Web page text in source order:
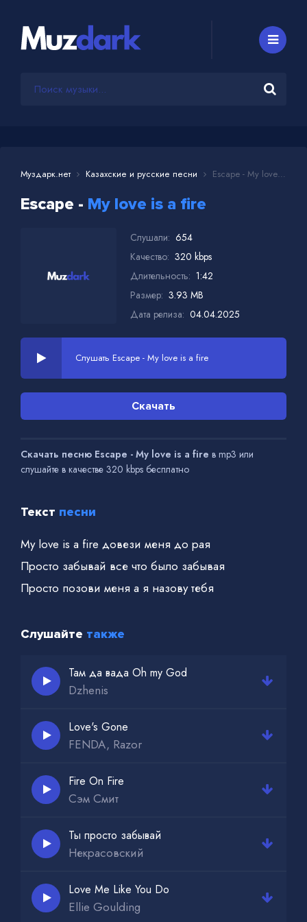
Муздарк.нет Казахские и русские песни Escape - My love is a fire
Escape - My love is a fire
Слушали: 654
Качество: 320 kbps
Длительность: 1:42
Размер: 3.93 MB
Дата релиза: 04.04.2025
Слушать Escape - My love is a fire
Скачать
Скачать песню Escape - My love is a fire в mp3 или
слушайте в качестве 320 kbps бесплатно
Текст песни
My love is a fire довези меня до рая
Просто забывай все что было забывая
Просто позови меня а я назову тебя
Слушайте также
Там да вада Оh my God
Dzhenis
Love's Gone
FENDA, Razor
Fire On Fire
Сэм Смит
Ты просто забывай
Некрасовский
Love Me Like You Do
Ellie Goulding